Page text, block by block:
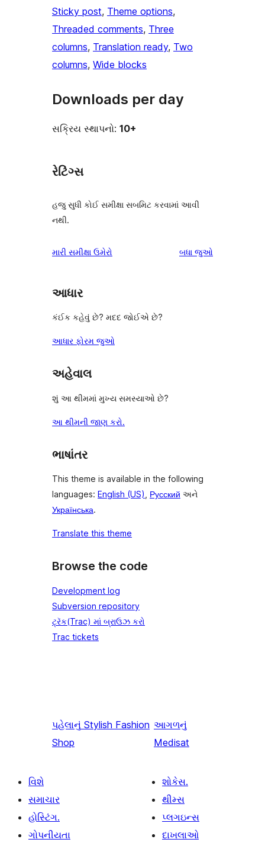
Sticky post, Theme options
Threaded comments, Three
columns, Translation ready, Two
columns, Wide blocks
Downloads per day
સક્રિય સ્થાપનો: 10+
રેટિંગ્સ
હજુ સુધી કોઈ સમીક્ષા સબમિટ કરવામાં આવી
નથી.
મારી સમીક્ષા ઉમેરો બધા સમીક્ષાઓ
જુઓ
આધાર
કંઈક કહેવું છે? મદદ જોઈએ છે?
આધાર ફોરમ જુઓ
અહેવાલ
શું આ થીમમાં મુખ્ય સમસ્યાઓ છે?
આ થીમની જાણ કરો.
ભાષાંતર
This theme is available in the following
languages: English (US), Русский અને
Українська.
Translate this theme
Browse the code
Development log
Subversion repository
ટ્રૅક(Trac) માં બ્રાઉઝ કરો
Trac tickets
પહેલાનું Stylish Fashion
Shop
આગળનું
Medisat
વિશે
સમાચાર
હોસ્ટિંગ.
ગોપનીયતા
શોકેસ.
થીમ્સ
પ્લગઇન્સ
દાખલાઓ